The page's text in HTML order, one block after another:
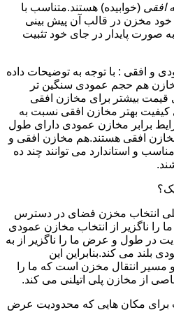
افقی (خوابیده) هستند.متناسب با
مخزن در قالب آن پیش بینی
صورت پایدار در جای خود تثبیت
و افقی : با توجه به توضیحات داده
هم حجم عمودی سنگین تر
قیمت بیشتر برای مخازن افقی
کیفیت بهتر مخازن افقی نسبت به
برابر مخازن عمودی دارای طول
افقی هستند.هم مخازن افقی و
و استاندارد می توانند چند ده
انتخاب مخزن فضای در دسترس
را ناگزیر از انتخاب مخازن عمودی
در طول و عرض ما را ناگزیر از به
بلند می کند.بنابراین این
مسیر انتقال مخزن است که ما را
از مخازن پلی اتیلنی می کند.
برای مکان هایی که محدودیت عرض